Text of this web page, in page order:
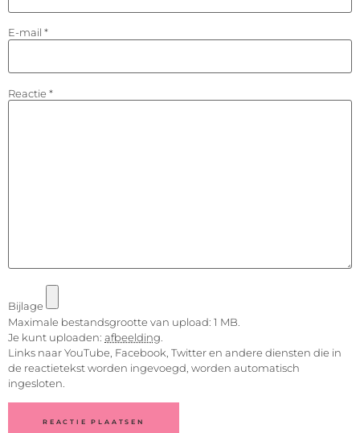
E-mail *
Reactie *
Bijlage
Maximale bestandsgrootte van upload: 1 MB.
Je kunt uploaden: afbeelding
Links naar YouTube, Facebook, Twitter en andere diensten die in
de reactietekst worden ingevoegd, worden automatisch
ingesloten.